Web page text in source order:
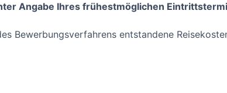
Angabe Ihres frühestmöglichen
Bewerbungsverfahrens entstandene